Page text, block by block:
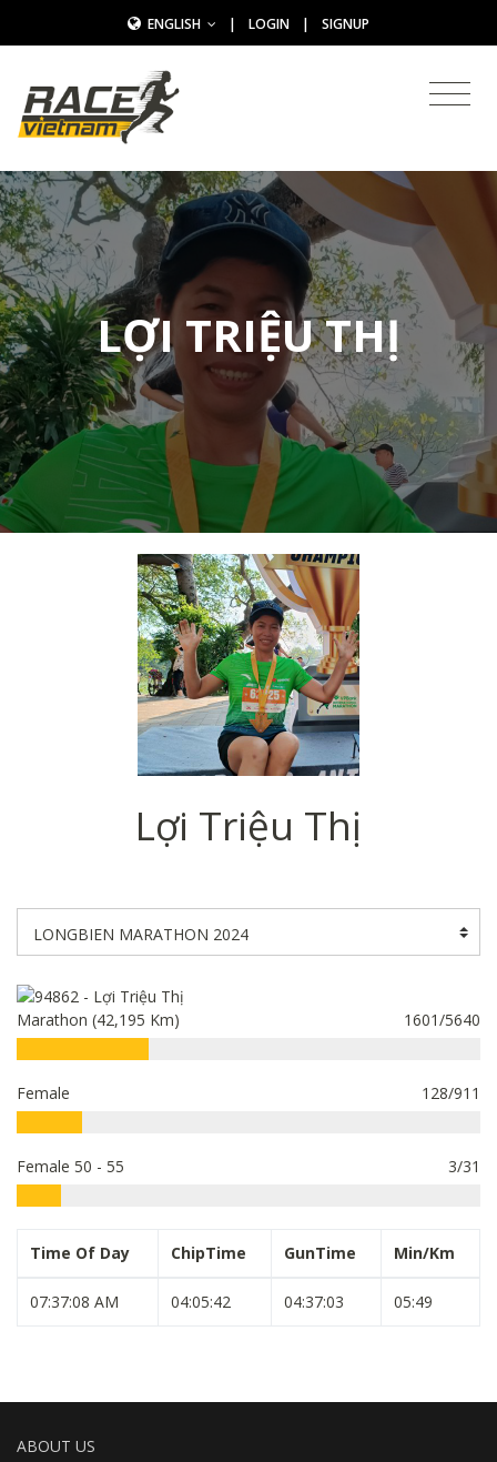
ENGLISH | LOGIN | SIGNUP
LỢI TRIỆU THỊ
Lợi Triệu Thị
Marathon (42,195 Km) 1601/5640
Female 128/911
Female 50 - 55 3/31
Time Of Day ChipTime GunTime Min/Km
07:37:08 AM 04:05:42 04:37:03 05:49
ABOUT US